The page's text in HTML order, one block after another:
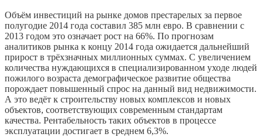
Объём инвестиций на рынке домов престарелых за первое
полугодие 2014 года составил 385 млн евро. В сравнении с
2013 годом это означает рост на 66%. По прогнозам
аналитиков рынка к концу 2014 года ожидается дальнейший
прирост в трёхзначных миллионных суммах. С увеличением
количества нуждающихся в специализированном уходе людей
пожилого возраста демографическое развитие общества
порождает повышенный спрос на данный вид недвижимости.
А это ведёт к строительству новых комплексов и новых
объектов, соответствующих современным стандартам
качества. Рентабельность таких объектов в процессе
эксплуатации достигает в среднем 6,3%.